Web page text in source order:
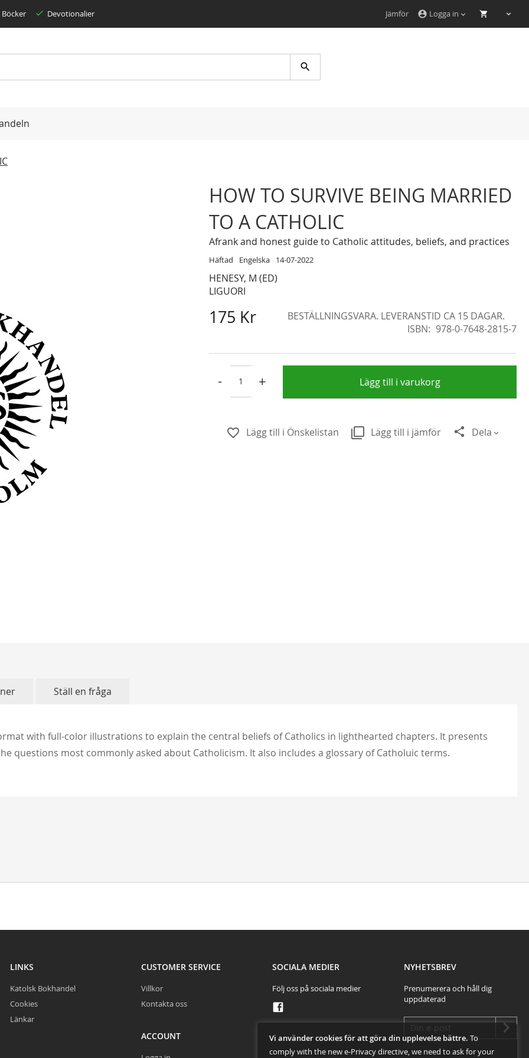
Vi använder cookies för att göra din upplevelse bättre. To
comply with the new e-Privacy directive, we need to ask for your
account_circle Logga in
Jämför
Böcker Devotionalier
HOW TO SURVIVE BEING MARRIED
TO A CATHOLIC
Afrank and honest guide to Catholic attitudes, beliefs, and practices
Häftad Engelska 14-07-2022
HENESY, M (ED)
LIGUORI
175 Kr
BESTÄLLNINGSVARA. LEVERANSTID CA 15 DAGAR.
ISBN
978-0-7648-2815-7
- + Lägg till i varukorg
Lägg till i Önskelistan Lägg till i jämför Dela
with full-color illustrations to explain the central beliefs of Catholics in lighthearted chapters. It presents
questions most commonly asked about Catholicism. It also includes a glossary of Catholuic terms.
Ställ en fråga
LINKS
Katolsk Bokhandel
Cookies
Länkar
CUSTOMER SERVICE
Villkor
Kontakta oss
ACCOUNT
SOCIALA MEDIER
Följ oss på sociala medier
NYHETSBREV
Prenumerera och håll dig
uppdaterad